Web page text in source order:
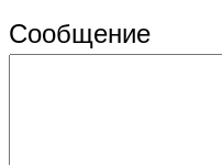
Сообщение